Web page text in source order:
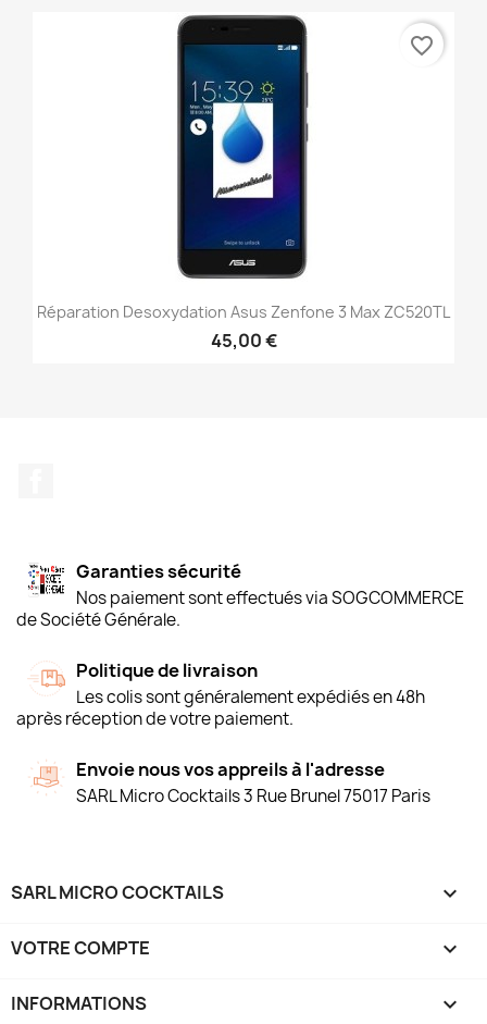
Réparation Desoxydation Asus Zenfone 3 Max ZC520TL
45,00 €
favorite_border
Garanties sécurité
Nos paiement sont effectués via SOGCOMMERCE
de Société Générale.
Politique de livraison
Les colis sont généralement expédiés en 48h
après réception de votre paiement.
Envoie nous vos appreils à l'adresse
SARL Micro Cocktails 3 Rue Brunel 75017 Paris
SARL MICRO COCKTAILS 
VOTRE COMPTE 
INFORMATIONS keyboard_arrow_down